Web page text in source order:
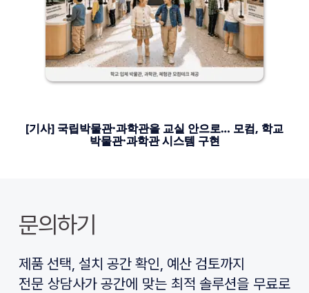
[기사] 국립박물관·과학관을 교실 안으로… 모컴, 학교
박물관·과학관 시스템 구현
문의하기
제품 선택, 설치 공간 확인, 예산 검토까지
전문 상담사가 공간에 맞는 최적 솔루션을 무료로